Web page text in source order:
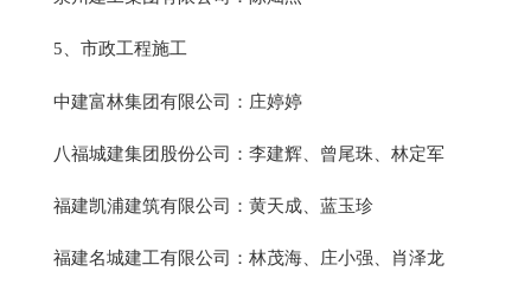
5、市政工程施工
中建富林集团有限公司：庄婷婷
八福城建集团股份公司：李建辉、曾尾珠、林定军
福建凯浦建筑有限公司：黄天成、蓝玉珍
福建名城建工有限公司：林茂海、庄小强、肖泽龙